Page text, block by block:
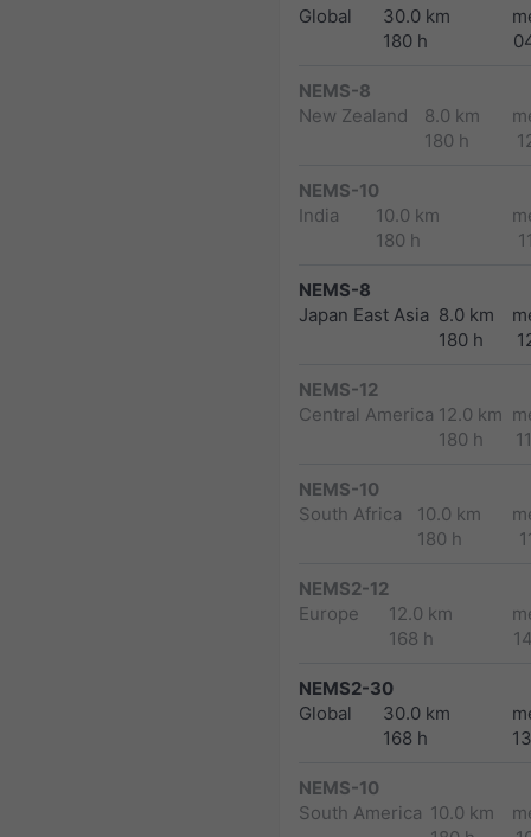
Global
30.0 km
180 h
NEMS-8
New Zealand
8.0 km
180 h
NEMS-10
India
10.0 km
180 h
NEMS-8
Japan East Asia 8.0 km
180 h
NEMS-12
Central America 12.0 km
180 h
NEMS-10
South Africa
10.0 km
180 h
NEMS2-12
Europe
12.0 km
168 h
NEMS2-30
Global
30.0 km
168 h
NEMS-10
South America 10.0 km